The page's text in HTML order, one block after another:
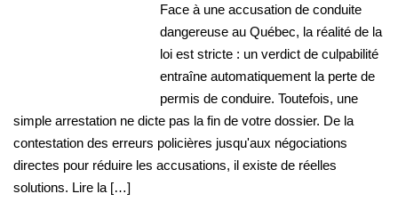
Face à une accusation de conduite
dangereuse au Québec, la réalité de la
loi est stricte : un verdict de culpabilité
entraîne automatiquement la perte de
permis de conduire. Toutefois, une
simple arrestation ne dicte pas la fin de votre dossier. De la
contestation des erreurs policières jusqu'aux négociations
directes pour réduire les accusations, il existe de réelles
solutions. Lire la […]